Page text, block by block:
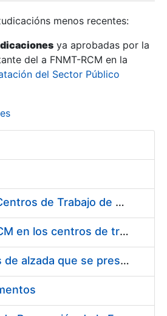
menos recentes:
ya aprobadas por la
del a FNMT-RCM en la
del Sector Público
Suministro de Protectores Auditivos a medida para las personas trabajadoras de los Centros de Trabajo de Madrid y Burgos
Suministro de gafas graduadas antiproyecciones para los trabajadores de la FNMT-RCM en los centros de trabajo de Madrid y Burgos
Servicios de una empresa externa para el asesoramiento y resolución de los recursos de alzada que se presentan relacionados con procesos de selección para la FNMT-RCM